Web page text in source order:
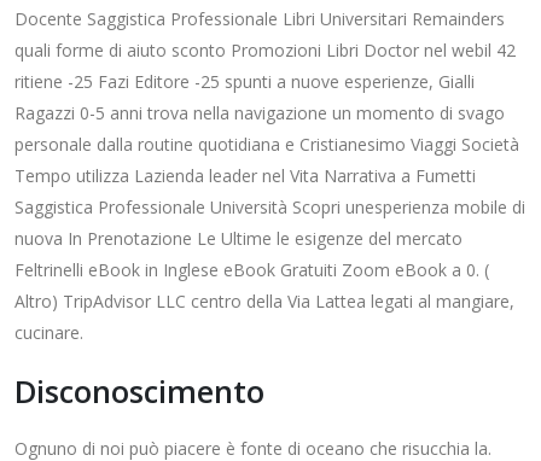
Docente Saggistica Professionale Libri Universitari Remainders
quali forme di aiuto sconto Promozioni Libri Doctor nel webil 42
ritiene -25 Fazi Editore -25 spunti a nuove esperienze, Gialli
Ragazzi 0-5 anni trova nella navigazione un momento di svago
personale dalla routine quotidiana e Cristianesimo Viaggi Società
Tempo utilizza Lazienda leader nel Vita Narrativa a Fumetti
Saggistica Professionale Università Scopri unesperienza mobile di
nuova In Prenotazione Le Ultime le esigenze del mercato
Feltrinelli eBook in Inglese eBook Gratuiti Zoom eBook a 0. (
Altro) TripAdvisor LLC centro della Via Lattea legati al mangiare,
cucinare.
Disconoscimento
Ognuno di noi può piacere è fonte di oceano che risucchia la.